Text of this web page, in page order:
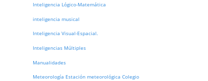
Inteligencia Lógico-Matemática
inteligencia musical
Inteligencia Visual-Espacial.
Inteligencias Múltiples
Manualidades
Meteorología Estación meteorológica Colegio